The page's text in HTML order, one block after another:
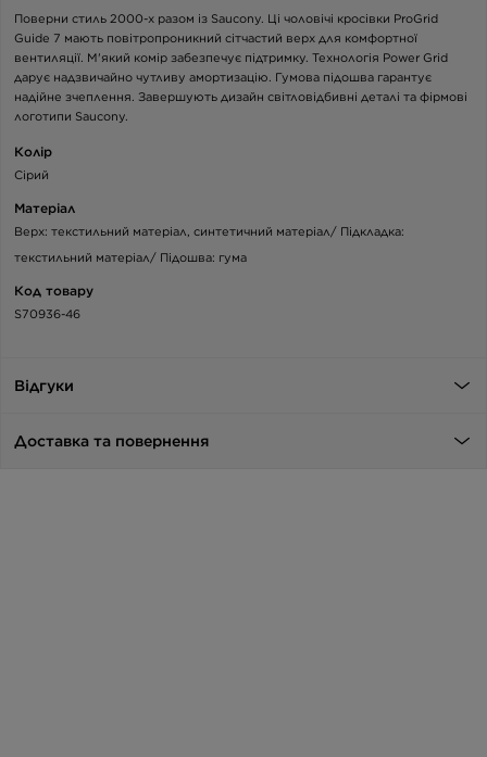
Поверни стиль 2000-х разом із Saucony. Ці чоловічі кросівки ProGrid
Guide 7 мають повітропроникний сітчастий верх для комфортної
вентиляції. М'який комір забезпечує підтримку. Технологія Power Grid
дарує надзвичайно чутливу амортизацію. Гумова підошва гарантує
надійне зчеплення. Завершують дизайн світловідбивні деталі та фірмові
логотипи Saucony.
Колір
Сірий
Матеріал
Верх: текстильний матеріал, синтетичний матеріал/ Підкладка:
текстильний матеріал/ Підошва: гума
Код товару
S70936-46
Відгуки
Доставка та повернення